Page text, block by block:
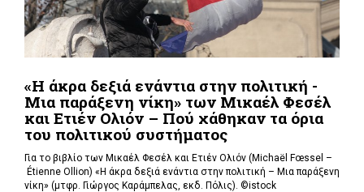
«Η άκρα δεξιά ενάντια στην πολιτική -
Μια παράξενη νίκη» των Μικαέλ Φεσέλ
και Ετιέν Ολιόν – Πού χάθηκαν τα όρια
του πολιτικού συστήματος
Για το βιβλίο των Μικαέλ Φεσέλ και Ετιέν Ολιόν (Michaël Fœssel –
Étienne Ollion) «Η άκρα δεξιά ενάντια στην πολιτική – Μια παράξενη
νίκη» (μτφρ. Γιώργος Καράμπελας, εκδ. Πόλις). ©istock